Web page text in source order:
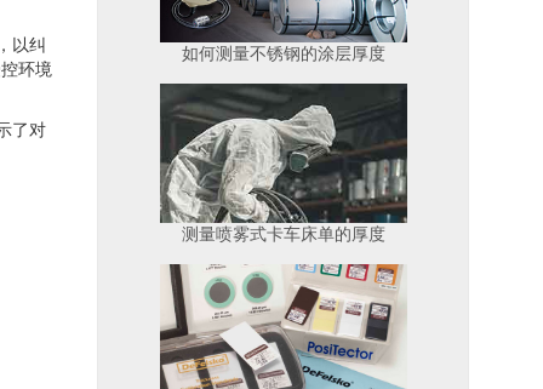
以纠
环境
了对
如何测量不锈钢的涂层厚度
测量喷雾式卡车床单的厚度